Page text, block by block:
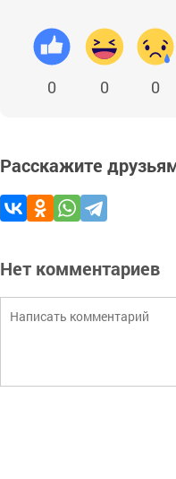
0 0 0
Расскажите
Нет комментариев